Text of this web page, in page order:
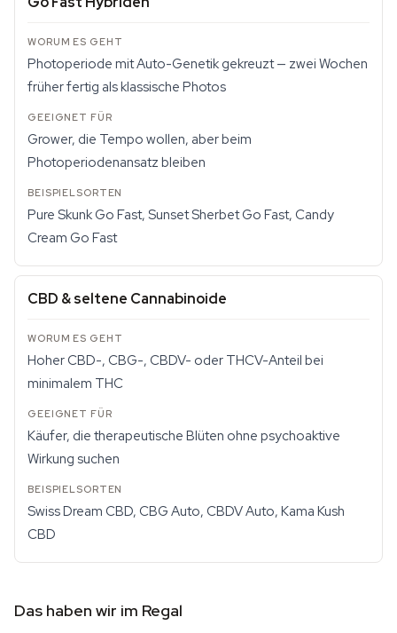
Photoperiode mit Auto-Genetik gekreuzt — zwei Wochen
früher fertig als klassische Photos
Grower, die Tempo wollen, aber beim
Photoperiodenansatz bleiben
Pure Skunk Go Fast, Sunset Sherbet Go Fast, Candy
Cream Go Fast
CBD & seltene Cannabinoide
Hoher CBD-, CBG-, CBDV- oder THCV-Anteil bei
minimalem THC
Käufer, die therapeutische Blüten ohne psychoaktive
Wirkung suchen
Swiss Dream CBD, CBG Auto, CBDV Auto, Kama Kush
CBD
Das haben wir im Regal